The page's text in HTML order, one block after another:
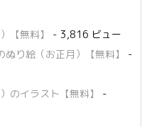
【無料】
- 3,816 ビュー
り絵（お正月）【無料】
-
のイラスト【無料】
-